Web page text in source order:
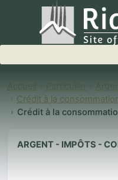
Accueil Particulier
Crédit à la
Crédit à la
ARGENT - IMPÔTS -
Crédit